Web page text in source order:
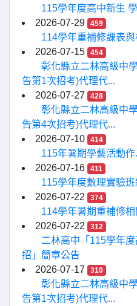
115學年度高中新生
2026-07-29
459
114學年重補修課表
2026-07-15
454
彰化縣立二林高級中
告第1次招考)代理代...
2026-07-27
428
彰化縣立二林高級中
告第4次招考)代理代...
2026-07-10
414
115年暑期學藝活動
2026-07-16
411
115學年度數理實驗
2026-07-22
374
114學年暑期重補修相
2026-07-22
312
二林高中「115學年
招」簡章公告
2026-07-17
310
彰化縣立二林高級中
告第1次招考)代理代...